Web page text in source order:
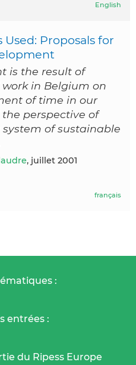
English
Proposals for
is the result of
work in Belgium on
of time in our
perspective of
of sustainable
, juillet 2001
français
:
entrées :
du Ripess Europe